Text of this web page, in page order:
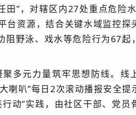
”，对辖区内27处重点危险水
台资源，结合关键水域监控探
阻野泳、戏水等危险行为67起
多元力量筑牢思想防线。线
叭”每日2次滚动播报安全提
动”实践，由社区干部、党员